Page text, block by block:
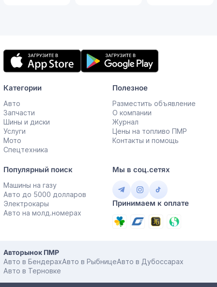
Мобильное
приложение
Категории
Авто
Запчасти
Шины и диски
Услуги
Мото
Спецтехника
Полезное
Разместить объявление
О компании
Журнал
Цены на топливо ПМР
Контакты и помощь
Популярный поиск
Машины на газу
Авто до 5000 долларов
Электрокары
Авто на молд.номерах
Мы в соц.сетях
Принимаем к оплате
Авторынок ПМР
Авто в БендерахАвто в РыбницеАвто в Дубоссарах
Авто в Терновке